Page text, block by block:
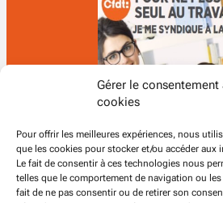
Gérer le consentement
cookies
Pour offrir les meilleures expériences, nous
que les cookies pour stocker et/ou accéder aux
Le fait de consentir à ces technologies nous
telles que le comportement de navigation ou
fait de ne pas consentir ou de retirer son